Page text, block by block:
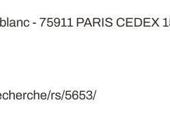
- 75911 PARIS CEDEX
rs/5653/